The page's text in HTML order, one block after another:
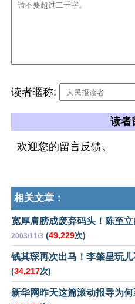
读者暱称:
读者
欢迎您的留言反馈。
相关文章：
宽厚肩膀成废弃码头！陈至
2003/11/3 (49,229次)
钱其琛再次出马！李肇星玩
(34,217次)
新华网昨天这篇滚动报导为